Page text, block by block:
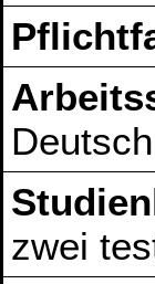
Deutsch
zwei